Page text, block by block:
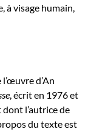
à visage humain,
d’An
, écrit en 1976 et
l’autrice de
du texte est